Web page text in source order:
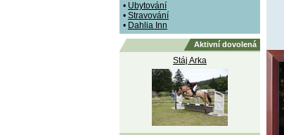
• Ubytování
• Stravování
• Dahlia Inn
Aktivní dovolená
Stáj Arka